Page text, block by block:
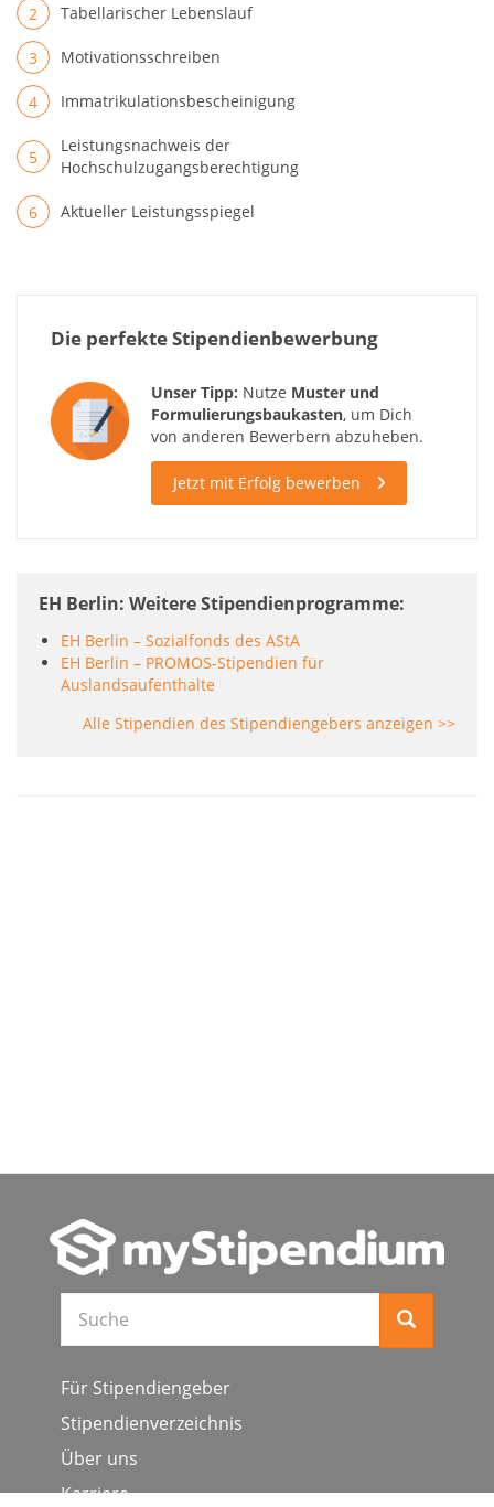
Tabellarischer Lebenslauf
Motivationsschreiben
Immatrikulationsbescheinigung
Leistungsnachweis der
Hochschulzugangsberechtigung
Aktueller Leistungsspiegel
Die perfekte Stipendienbewerbung
Unser Tipp: Nutze Muster und
Formulierungsbaukasten, um Dich
von anderen Bewerbern abzuheben.
Jetzt mit Erfolg bewerben
EH Berlin: Weitere Stipendienprogramme
EH Berlin – Sozialfonds des AStA
EH Berlin – PROMOS-Stipendien für
Auslandsaufenthalte
Alle Stipendien des Stipendiengebers anzeigen >>
Suche
Für Stipendiengeber
Stipendienverzeichnis
Über uns
Karriere